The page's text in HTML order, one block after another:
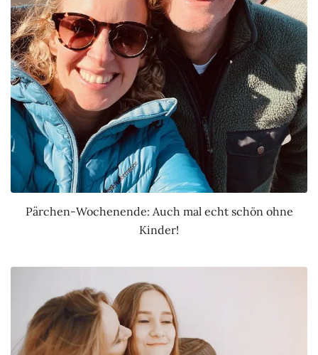
Pärchen-Wochenende: Auch mal echt schön ohne
Kinder!